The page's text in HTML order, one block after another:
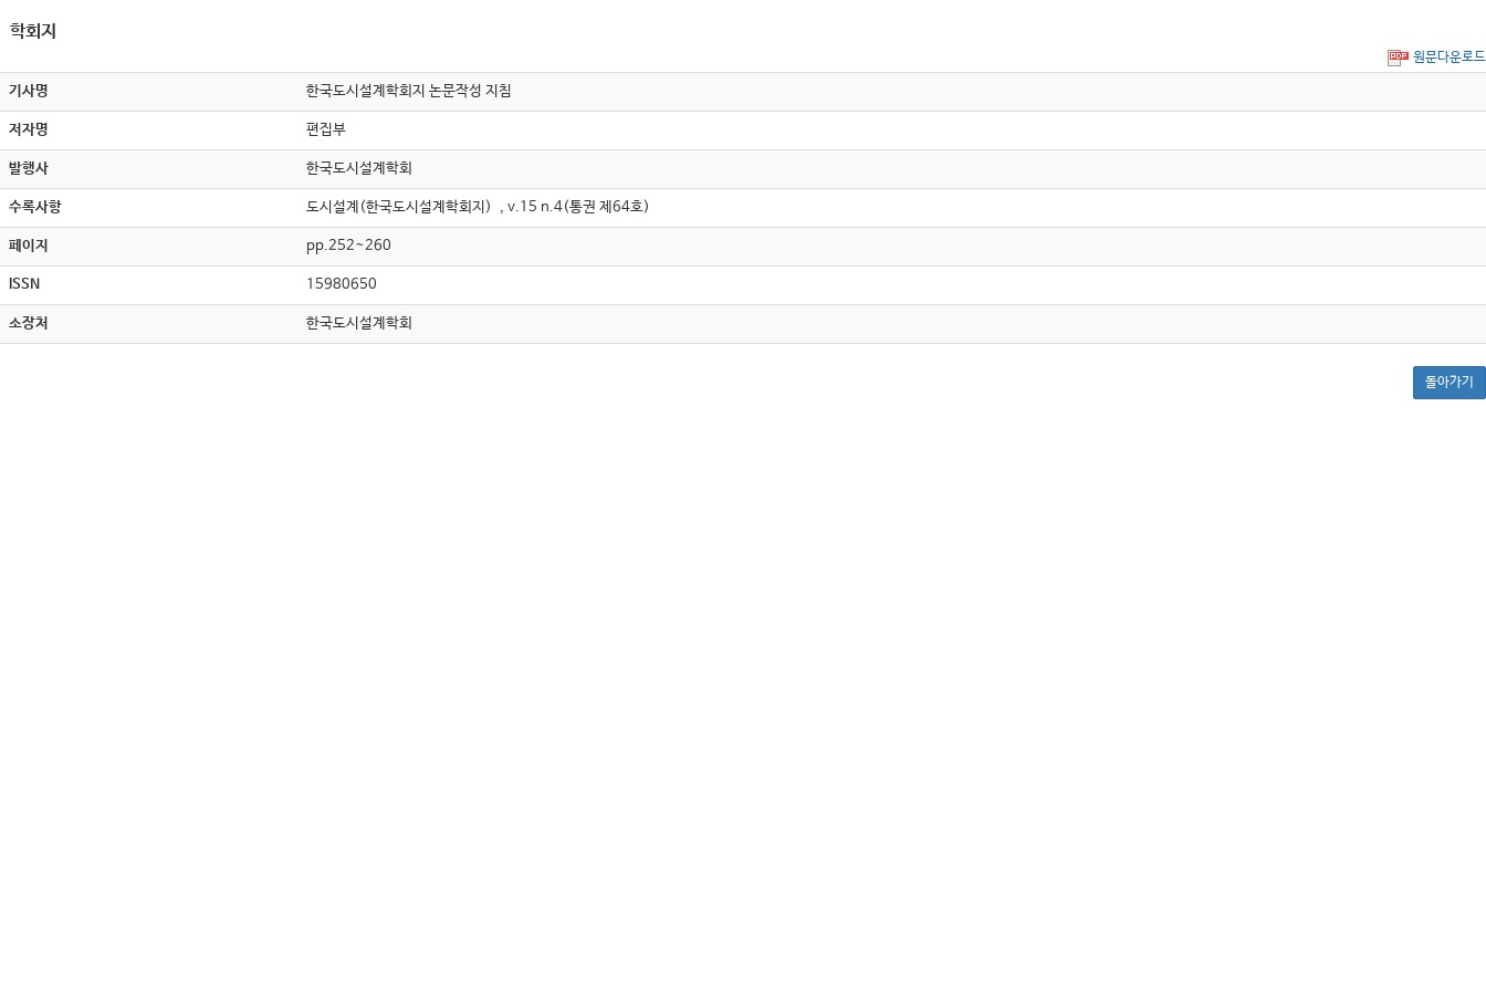
학회지
원문다운로드
기사명 한국도시설계학회지 논문작성 지침
저자명 편집부
발행사 한국도시설계학회
수록사항 도시설계(한국도시설계학회지) , v.15 n.4(통권 제64호)
페이지 pp.252~260
ISSN 15980650
소장처 한국도시설계학회